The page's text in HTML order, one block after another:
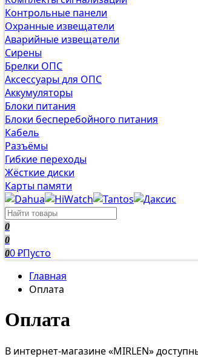
Контрольные панели
Охранные извещатели
Аварийные извещатели
Сирены
Брелки ОПС
Аксессуары для ОПС
Аккумуляторы
Блоки питания
Блоки бесперебойного питания
Кабель
Разъёмы
Гибкие переходы
Жёсткие диски
Карты памяти
0
0
00 ₽Пусто
Главная
Оплата
Оплата
В интернет-магазине «MIRLEN»